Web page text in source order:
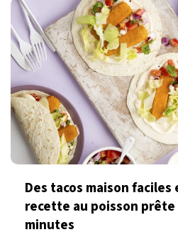
Des tacos maison
recette au poisson
minutes